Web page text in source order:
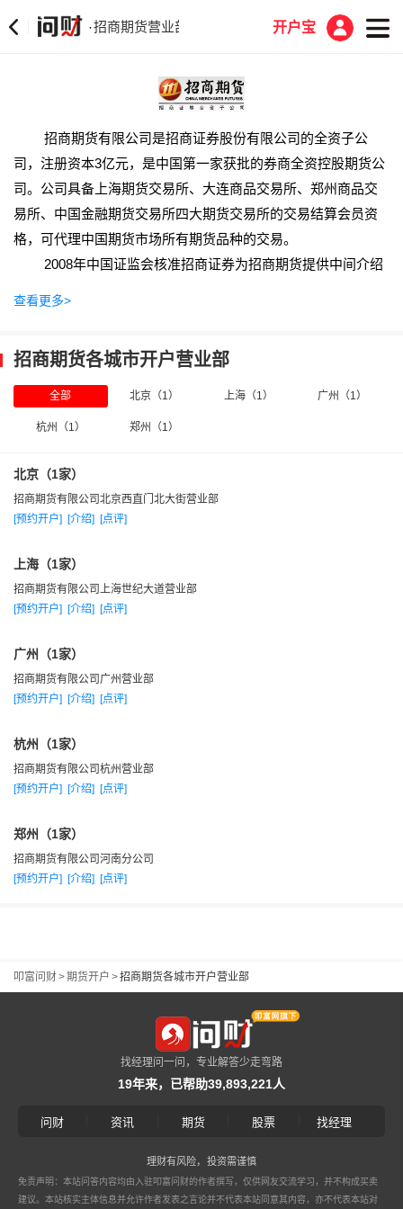
·招商期货营业部 开户宝
招商期货有限公司是招商证券股份有限公司的全资子公
司，注册资本3亿元，是中国第一家获批的券商全资控股期货公
司。公司具备上海期货交易所、大连商品交易所、郑州商品交
易所、中国金融期货交易所四大期货交易所的交易结算会员资
格，可代理中国期货市场所有期货品种的交易。
2008年中国证监会核准招商证券为招商期货提供中间介绍
券营业部直接办理招商期货开户手续，并进行期货交易。
恪守招商传统的运营理念——合规稳健，协调发展。以保
务环节的合规、风控、稽查，全面掌控风险。
凭借招商卓越的人才机制——以人为本，任人唯贤。引进
期货行业翘楚，自主培养学生精英，形成专业技能精湛、发展
牌。
秉承招商独特的研发定位——立足市场，鼓励创新。公司
研究所坚持独立客观、前瞻领先、贴近市场的研究方向，已在
承载招商真诚的服务理念——服务至上，成就价值。
地呵护着客户，详实多样的信息渠道全面精准地引领着客户，
各类针对性培训切实真诚地辅导着客户。
“百年招商，一脉相承，励新图强，敦行致远。” 我们怀着
牌卓越的专业期货交易服务机构，打造客户信赖、社会尊重、
股东满意、员工自豪的优秀企业。
查看更多>
招商期货各城市开户营业部
全部 北京（1） 上海（1） 广州（1）
杭州（1） 郑州（1）
北京（1家）
招商期货有限公司北京西直门北大街营业部
[预约开户] [介绍] [点评]
上海（1家）
招商期货有限公司上海世纪大道营业部
[预约开户] [介绍] [点评]
广州（1家）
招商期货有限公司广州营业部
[预约开户] [介绍] [点评]
杭州（1家）
招商期货有限公司杭州营业部
[预约开户] [介绍] [点评]
郑州（1家）
招商期货有限公司河南分公司
[预约开户] [介绍] [点评]
叩富问财>期货开户 >招商期货各城市开户营业部
找经理问一问，专业解答少走弯路
19年来，已帮助39,893,221人
问财 资讯 期货 股票 找经理
理财有风险，投资需谨慎
免责声明：本站问答内容均由入驻叩富问财的作者撰写，仅供网友交流学习，并不构成买卖
建议。本站核实主体信息并允许作者发表之言论并不代表本站同意其内容，亦不代表本站对